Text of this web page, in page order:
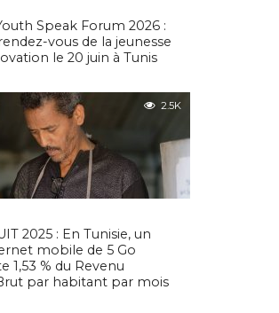
Speak Forum 2026 :
vous de la jeunesse
le 20 juin à Tunis
2.5K
2025 : En Tunisie, un
mobile de 5 Go
1,53 % du Revenu
par habitant par mois